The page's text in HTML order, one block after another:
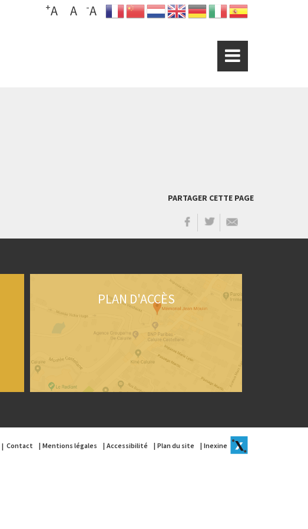
-A
A
+A
PARTAGER CETTE PAGE
PLAN D'ACCÈS
Contact Mentions légales Accessibilité Plan du site Inexine